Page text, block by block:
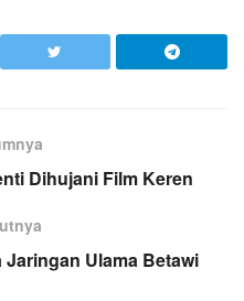
Dihujani Film Keren
Ulama Betawi